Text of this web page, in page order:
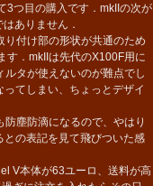
3つ目の購入です．mkIIの次が
ありません．
付け部の形状が共通のため
す．mkIIは先代のX100F用に
タが使えないのが難点でし
てしまい、ちょっとデザイ
塵防滴になるので、やはり
の表記を見て飛びついた感
V本体が63ユーロ、送料が高